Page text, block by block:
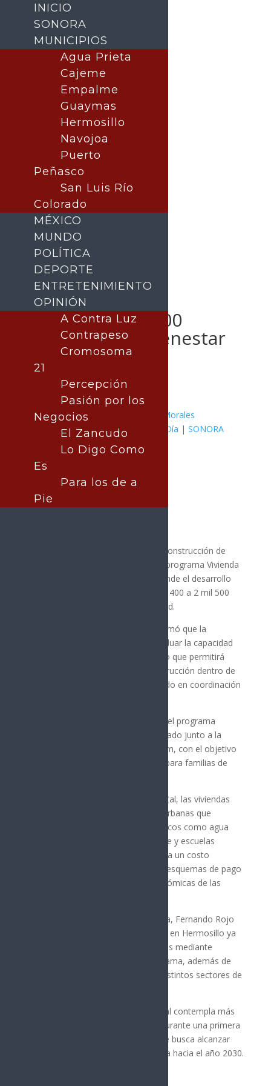
Aumentan a 2,500
viviendas del Bienestar
en Hermosillo
Publicado por:Juan Antonio Pérez Morales
|Hermosillo| Noticia del Día | SONORA
20 mayo, 2026
El Gobierno de Sonora ampliará la construcción de
viviendas contempladas dentro del programa Vivienda
para el Bienestar en Hermosillo, donde el desarrollo
habitacional Arboleda pasará de mil 400 a 2 mil 500
casas proyectadas al sur de la ciudad.
El gobernador Alfonso Durazo informó que la
ampliación fue posible luego de evaluar la capacidad
del terreno destinado al proyecto, lo que permitirá
incrementar la meta inicial de construcción dentro de
este esquema habitacional impulsado en coordinación
El complejo Arboleda forma parte del programa
Vivienda para el Bienestar, desarrollado junto a la
administración de Claudia Sheinbaum, con el objetivo
de facilitar acceso a vivienda digna para familias de
De acuerdo con el mandatario estatal, las viviendas
estarán ubicadas dentro de zonas urbanas que
cuentan con acceso a servicios básicos como agua
potable, energía eléctrica, transporte y escuelas
cercanas. Además, cada casa tendría un costo
aproximado de 550 mil pesos y los esquemas de pago
se ajustarán a las condiciones económicas de las
El secretario de Bienestar en Sonora, Fernando Rojo
de la Vega, detalló que actualmente en Hermosillo ya
se construyen más de 3 mil viviendas mediante
Infonavit como parte de este programa, además de
otros desarrollos proyectados en distintos sectores de
Según cifras estatales, la meta inicial contempla más
de 11 mil viviendas en Hermosillo durante una primera
etapa, dentro de un plan estatal que busca alcanzar
alrededor de 65 mil casas en Sonora hacia el año 2030.
INICIO
SONORA
MUNICIPIOS
Agua Prieta
Cajeme
Empalme
Guaymas
Hermosillo
Navojoa
Puerto
Peñasco
San Luis Río
Colorado
MÉXICO
MUNDO
POLÍTICA
DEPORTE
ENTRETENIMIENTO
OPINIÓN
A Contra Luz
Contrapeso
Cromosoma
21
Percepción
Pasión por los
Negocios
El Zancudo
Lo Digo Como
Es
Para los de a
Pie